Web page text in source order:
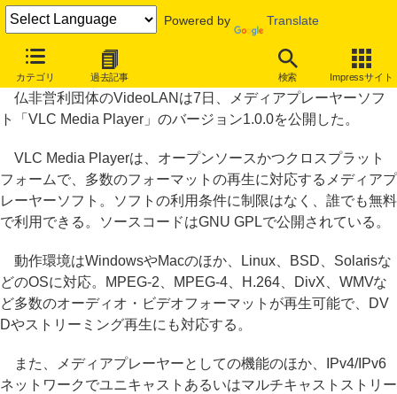
Powered by Translate
カテゴリ 過去記事 検索 Impressサイト
「VLC Media Player 1.0.0」公開、フリーのメディアプレーヤー
仏非営利団体のVideoLANは7日、メディアプレーヤーソフ
ト「VLC Media Player」のバージョン1.0.0を公開した。
VLC Media Playerは、オープンソースかつクロスプラット
フォームで、多数のフォーマットの再生に対応するメディアプ
レーヤーソフト。ソフトの利用条件に制限はなく、誰でも無料
で利用できる。ソースコードはGNU GPLで公開されている。
動作環境はWindowsやMacのほか、Linux、BSD、Solarisな
どのOSに対応。MPEG-2、MPEG-4、H.264、DivX、WMVな
ど多数のオーディオ・ビデオフォーマットが再生可能で、DV
Dやストリーミング再生にも対応する。
また、メディアプレーヤーとしての機能のほか、IPv4/IPv6
ネットワークでユニキャストあるいはマルチキャストストリー